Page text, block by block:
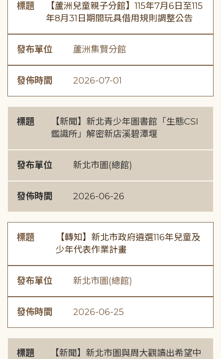
標題
【蘆洲兒童親子分館】115年7月6日至115
年8月31日期間玩具借用規則調整公告
發布單位 蘆洲集賢分館
發佈時間 2026-07-01
標題
【新聞】新北青少年圖書館「生態CSI
鑑識所」解密新店溪碧潭堰
發布單位 新北市圖(總館)
發佈時間 2026-06-26
標題
【轉知】新北市政府遴選116年兒童及
少年代表作業計畫
發布單位 新北市圖(總館)
發佈時間 2026-06-25
標題
【新聞】新北市圖與周大觀讀出希望中